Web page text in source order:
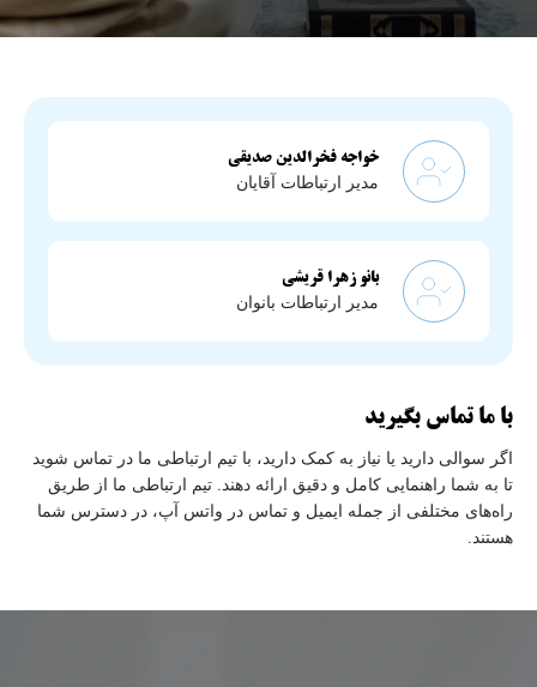
خواجه فخرالدین صدیقی
مدیر ارتباطات آقایان
بانو زهرا قریشی
مدیر ارتباطات بانوان
با ما تماس بگیرید
اگر سوالی دارید یا نیاز به کمک دارید، با تیم ارتباطی ما در تماس شوید
تا به شما راهنمایی کامل و دقیق ارائه دهند. تیم ارتباطی ما از طریق
راه‌های مختلفی از جمله ایمیل و تماس در واتس آپ، در دسترس شما
هستند.